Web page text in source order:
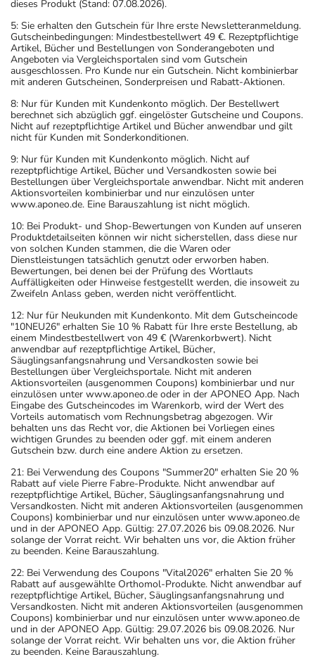
dieses Produkt (Stand: 07.08.2026).
5: Sie erhalten den Gutschein für Ihre erste Newsletteranmeldung.
Gutscheinbedingungen: Mindestbestellwert 49 €. Rezeptpflichtige
Artikel, Bücher und Bestellungen von Sonderangeboten und
Angeboten via Vergleichsportalen sind vom Gutschein
ausgeschlossen. Pro Kunde nur ein Gutschein. Nicht kombinierbar
mit anderen Gutscheinen, Sonderpreisen und Rabatt-Aktionen.
8: Nur für Kunden mit Kundenkonto möglich. Der Bestellwert
berechnet sich abzüglich ggf. eingelöster Gutscheine und Coupons.
Nicht auf rezeptpflichtige Artikel und Bücher anwendbar und gilt
nicht für Kunden mit Sonderkonditionen.
9: Nur für Kunden mit Kundenkonto möglich. Nicht auf
rezeptpflichtige Artikel, Bücher und Versandkosten sowie bei
Bestellungen über Vergleichsportale anwendbar. Nicht mit anderen
Aktionsvorteilen kombinierbar und nur einzulösen unter
www.aponeo.de. Eine Barauszahlung ist nicht möglich.
10: Bei Produkt- und Shop-Bewertungen von Kunden auf unseren
Produktdetailseiten können wir nicht sicherstellen, dass diese nur
von solchen Kunden stammen, die die Waren oder
Dienstleistungen tatsächlich genutzt oder erworben haben.
Bewertungen, bei denen bei der Prüfung des Wortlauts
Auffälligkeiten oder Hinweise festgestellt werden, die insoweit zu
Zweifeln Anlass geben, werden nicht veröffentlicht.
12: Nur für Neukunden mit Kundenkonto. Mit dem Gutscheincode
"10NEU26" erhalten Sie 10 % Rabatt für Ihre erste Bestellung, ab
einem Mindestbestellwert von 49 € (Warenkorbwert). Nicht
anwendbar auf rezeptpflichtige Artikel, Bücher,
Säuglingsanfangsnahrung und Versandkosten sowie bei
Bestellungen über Vergleichsportale. Nicht mit anderen
Aktionsvorteilen (ausgenommen Coupons) kombinierbar und nur
einzulösen unter www.aponeo.de oder in der APONEO App. Nach
Eingabe des Gutscheincodes im Warenkorb, wird der Wert des
Vorteils automatisch vom Rechnungsbetrag abgezogen. Wir
behalten uns das Recht vor, die Aktionen bei Vorliegen eines
wichtigen Grundes zu beenden oder ggf. mit einem anderen
Gutschein bzw. durch eine andere Aktion zu ersetzen.
21: Bei Verwendung des Coupons "Summer20" erhalten Sie 20 %
Rabatt auf viele Pierre Fabre-Produkte. Nicht anwendbar auf
rezeptpflichtige Artikel, Bücher, Säuglingsanfangsnahrung und
Versandkosten. Nicht mit anderen Aktionsvorteilen (ausgenommen
Coupons) kombinierbar und nur einzulösen unter www.aponeo.de
und in der APONEO App. Gültig: 27.07.2026 bis 09.08.2026. Nur
solange der Vorrat reicht. Wir behalten uns vor, die Aktion früher
zu beenden. Keine Barauszahlung.
22: Bei Verwendung des Coupons "Vital2026" erhalten Sie 20 %
Rabatt auf ausgewählte Orthomol-Produkte. Nicht anwendbar auf
rezeptpflichtige Artikel, Bücher, Säuglingsanfangsnahrung und
Versandkosten. Nicht mit anderen Aktionsvorteilen (ausgenommen
Coupons) kombinierbar und nur einzulösen unter www.aponeo.de
und in der APONEO App. Gültig: 29.07.2026 bis 09.08.2026. Nur
solange der Vorrat reicht. Wir behalten uns vor, die Aktion früher
zu beenden. Keine Barauszahlung.